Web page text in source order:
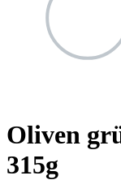
Oliven
315g